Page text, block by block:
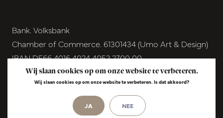
Bank. Volksbank
Chamber of Commerce. 61301434 (Umo Art & Design)
IBAN DE66 4016 4024 4052 2700 00
BIC GENODEM1GRN
VAT NL854291040B01
© Copyright 2026 - Umo Art & Design |
Wij slaan cookies op om onze website te verbeteren.
Wij slaan cookies op om onze website te verbeteren. Is dat akkoord?
JA NEE